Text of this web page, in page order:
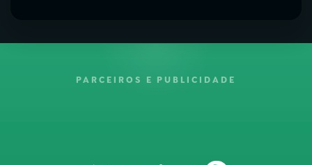
PARCEIROS E PUBLICIDADE